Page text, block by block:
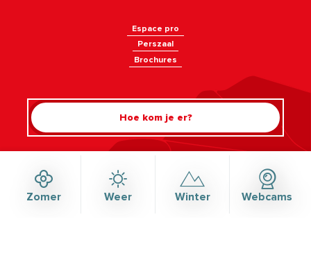
Zomer Weer Winter Webcams
Rechercher
Espace pro
Perszaal
Brochures
Hoe kom je er?
©Haute-Savoie-Mont-Blanc, 2026 Juridische informatie